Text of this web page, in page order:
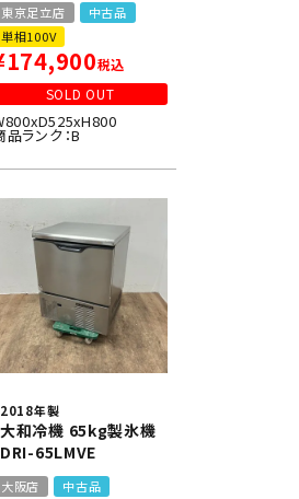
東京足立店
中古品
単相100V
174,900税込
SOLD OUT
品ランク：B
2018年製
大和冷機 65kg製氷機
DRI-65LMVE
大阪店
中古品